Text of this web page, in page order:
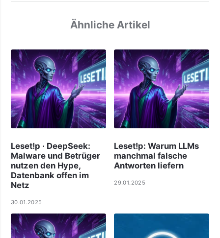
Ähnliche Artikel
Leset!p · DeepSeek:
Malware und Betrüger
nutzen den Hype,
Datenbank offen im
Netz
30.01.2025
Leset!p: Warum LLMs
manchmal falsche
Antworten liefern
29.01.2025